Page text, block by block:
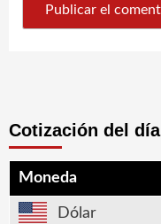
Cotización del día
Moneda
Dólar